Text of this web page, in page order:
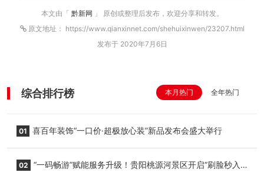
本文由「 黔新网 」 原创或整理后发布，欢迎分享和转发。
原文地址： https://www.qianxinnet.com/shehuixinwen/23207.html
发布于 2020年7月6日
综合排行榜 本月热门 全年热门
01 喜百年装饰“一口价·超极放心装”新品发布会盛大举行
02 “一码畅游”赋能服务升级！贵阳桃源河景区开启“刷脸秒入